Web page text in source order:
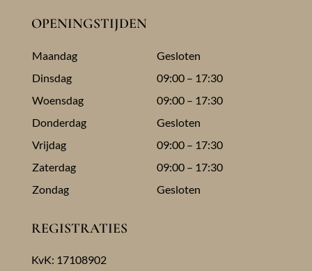
OPENINGSTIJDEN
Maandag
Gesloten
Dinsdag
09:00 – 17:30
Woensdag
09:00 – 17:30
Donderdag
Gesloten
Vrijdag
09:00 – 17:30
Zaterdag
09:00 – 17:30
Zondag
Gesloten
REGISTRATIES
KvK: 17108902